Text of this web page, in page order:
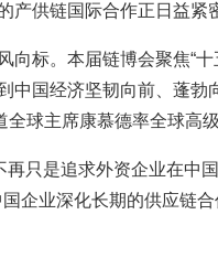
产供链国际合作正日益紧
向标。本届链博会聚焦“
中国经济坚韧向前、蓬
球主席康慕德率全球高
再只是追求外资企业在
企业深化长期的供应链